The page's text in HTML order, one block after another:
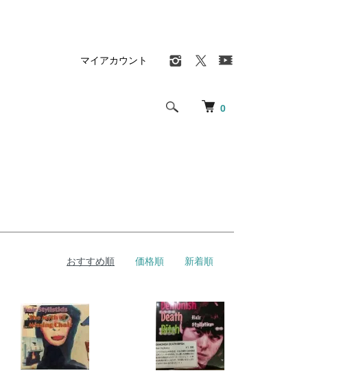
0
マイアカウント
おすすめ順 価格順 新着順